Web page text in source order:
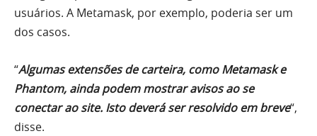
usuários. A Metamask, por exemplo, poderia ser um
dos casos.
“Algumas extensões de carteira, como Metamask e
Phantom, ainda podem mostrar avisos ao se
conectar ao site. Isto deverá ser resolvido em breve“,
disse.